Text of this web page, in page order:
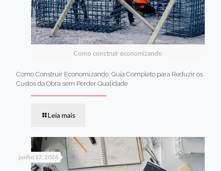
Como construir economizando
Como Construir Economizando: Guia Completo para Reduzir os
Custos da Obra sem Perder Qualidade
Leia mais
junho 17, 2026